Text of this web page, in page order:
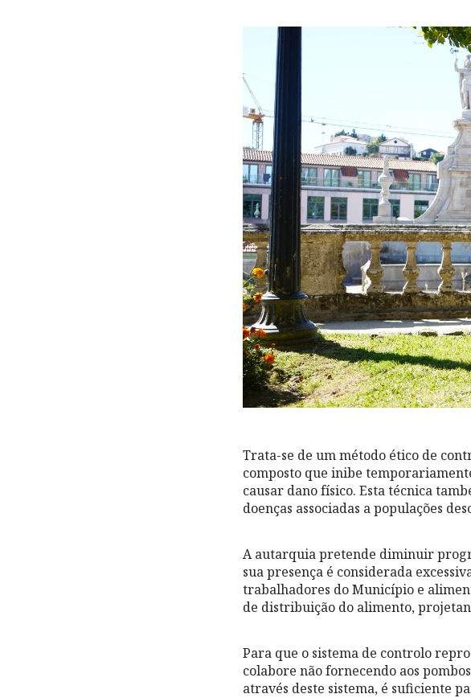
Trata-se de um método ético de
composto que inibe
causar dano físico. Esta técnica
doenças associadas a populações
A autarquia pretende diminuir
sua presença é considerada
trabalhadores do Município e
de distribuição do alimento,
Para que o sistema de controlo
colabore não fornecendo aos
através deste sistema, é suficiente